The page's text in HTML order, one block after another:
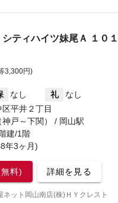
シティハイツ妹尾Ａ １０
3,300円)
なし 礼
なし
平井２丁目
神戸～下関） / 岡山駅
建/1階
年3ヶ月)
料) 詳細を見る
ネット岡山南店(株)ＨＹクレスト